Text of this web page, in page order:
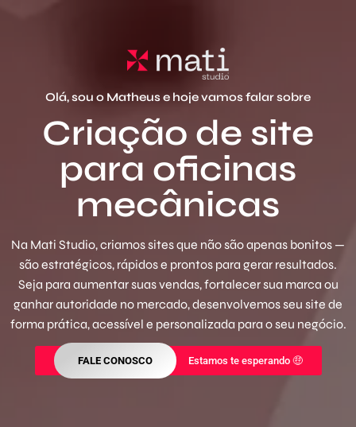
Olá, sou o Matheus e hoje vamos falar sobre
Criação de site
para oficinas
mecânicas
Na Mati Studio, criamos sites que não são apenas bonitos —
são estratégicos, rápidos e prontos para gerar resultados.
Seja para aumentar suas vendas, fortalecer sua marca ou
ganhar autoridade no mercado, desenvolvemos seu site de
forma prática, acessível e personalizada para o seu negócio.
FALE CONOSCO Estamos te esperando 🤑